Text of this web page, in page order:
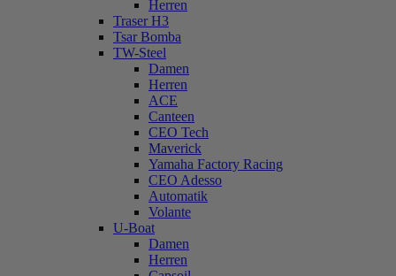
Herren
Traser H3
Tsar Bomba
TW-Steel
Damen
Herren
ACE
Canteen
CEO Tech
Maverick
Yamaha Factory Racing
CEO Adesso
Automatik
Volante
U-Boat
Damen
Herren